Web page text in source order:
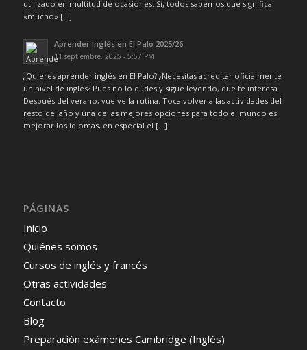
utilizado en multitud de ocasiones. Sí, todos sabemos que significa
«mucho» […]
Aprender inglés en El Palo 2025/26
11 septiembre, 2025 - 5:57 PM
¿Quieres aprender inglés en El Palo? ¿Necesitas acreditar oficialmente
un nivel de inglés? Pues no lo dudes y sigue leyendo, que te interesa.
Después del verano, vuelve la rutina. Toca volver a las actividades del
resto del año y una de las mejores opciones para todo el mundo es
mejorar los idiomas, en especial el […]
PÁGINAS
Inicio
Quiénes somos
Cursos de inglés y francés
Otras actividades
Contacto
Blog
Preparación exámenes Cambridge (Inglés)